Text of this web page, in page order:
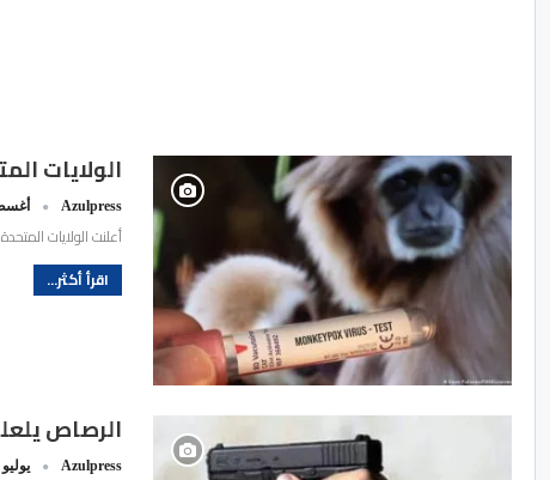
الولايات
Azulpress أغسطس
أعلنت الولايات
اقرأ أكثر...
الرصاص يلعلع
Azulpress يوليو 25,